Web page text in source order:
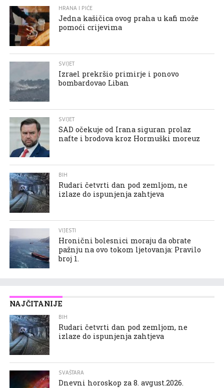
HRANA I PIĆE
Jedna kašičica ovog praha u kafi može
pomoći crijevima
SVIJET
Izrael prekršio primirje i ponovo
bombardovao Liban
SVIJET
SAD očekuje od Irana siguran prolaz
nafte i brodova kroz Hormuški moreuz
BIH
Rudari četvrti dan pod zemljom, ne
izlaze do ispunjenja zahtjeva
VIJESTI
Hronični bolesnici moraju da obrate
pažnju na ovo tokom ljetovanja: Pravilo
broj 1.
NAJČITANIJE
BIH
Rudari četvrti dan pod zemljom, ne
izlaze do ispunjenja zahtjeva
SVAŠTARA
Dnevni horoskop za 8. avgust.2026.